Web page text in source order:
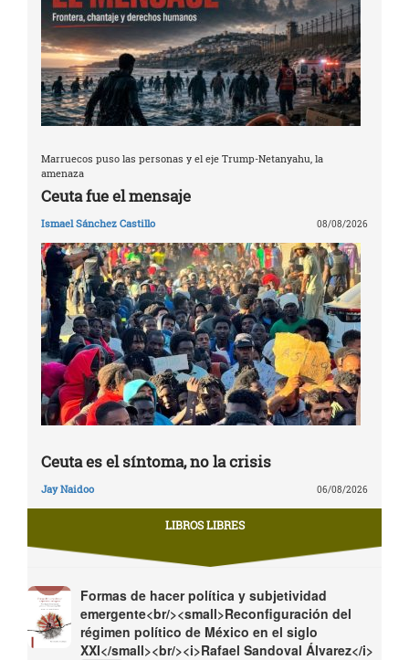
Marruecos puso las personas y el eje Trump-Netanyahu, la
amenaza
Ceuta fue el mensaje
Ismael Sánchez Castillo 08/08/2026
Ceuta es el síntoma, no la crisis
Jay Naidoo 06/08/2026
LIBROS LIBRES
Formas de hacer política y subjetividad
emergente<br/><small>Reconfiguración del
régimen político de México en el siglo
XXI</small><br/><i>Rafael Sandoval Álvarez</i>